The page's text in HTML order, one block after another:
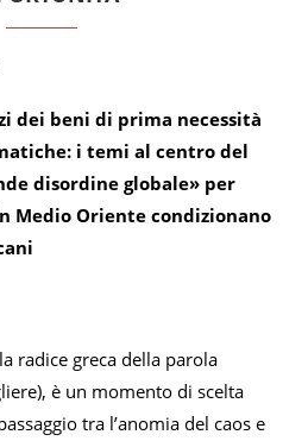
dei beni di prima necessità
i temi al centro del
disordine globale» per
Medio Oriente condizionano
radice greca della parola
è un momento di scelta
tra l’anomia del caos e